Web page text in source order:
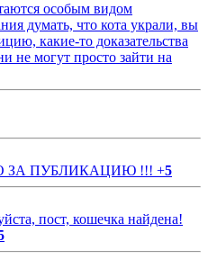
особым видом
думать, что кота украли, вы
какие-то доказательства
не могут просто зайти на
ЗА ПУБЛИКАЦИЮ !!! +5
пост, кошечка найдена!